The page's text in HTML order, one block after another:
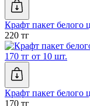
Крафт пакет белого
220 тг
170 тг от 10 шт.
Крафт пакет белого
170 тг